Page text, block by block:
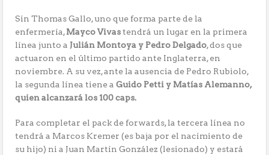
Sin Thomas Gallo, uno que forma parte de la
enfermería,Mayco Vivastendrá un lugar en la primera
línea junto a Julián Montoya y Pedro Delgado, dos que
actuaron en el último partido ante Inglaterra, en
noviembre. A su vez, ante la ausencia de Pedro Rubiolo,
la segunda línea tiene aGuido Petti y Matías Alemanno,
quien alcanzará los 100 caps.
Para completar el pack de forwards, la tercera línea no
tendrá a Marcos Kremer (es baja por el nacimiento de
su hijo) ni a Juan Martín González (lesionado) y estará